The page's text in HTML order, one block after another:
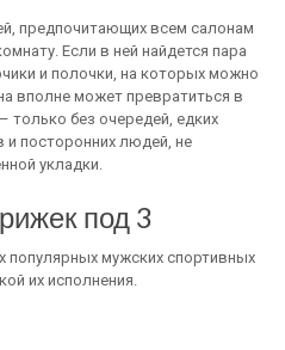
предпочитающих всем салонам
Если в ней найдется пара
и полочки, на которых можно
вполне может превратиться в
только без очередей, едких
и посторонних людей, не
укладки.
под 3
популярных мужских спортивных
их исполнения.